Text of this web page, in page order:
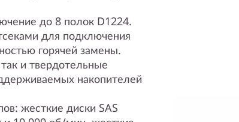
до 8 полок D1224.
для подключения
горячей замены.
и твердотельные
накопителей
жесткие диски SAS